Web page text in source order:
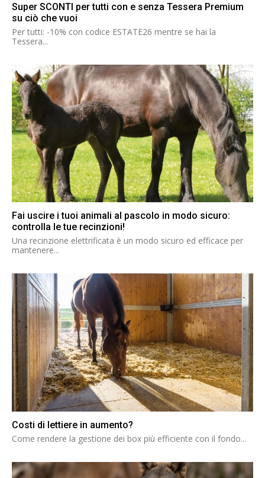
Super SCONTI per tutti con e senza Tessera Premium
su ciò che vuoi
Per tutti: -10% con codice ESTATE26 mentre se hai la
Tessera...
Fai uscire i tuoi animali al pascolo in modo sicuro:
controlla le tue recinzioni!
Una recinzione elettrificata è un modo sicuro ed efficace per
mantenere...
Costi di lettiere in aumento?
Come rendere la gestione dei box più efficiente con il fondo...